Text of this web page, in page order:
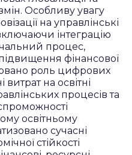
Особливу увагу
на управлінські
інтеграцію
процес,
фінансової
роль цифрових
на освітні
процесів та
освітньому
сучасні
стійкості